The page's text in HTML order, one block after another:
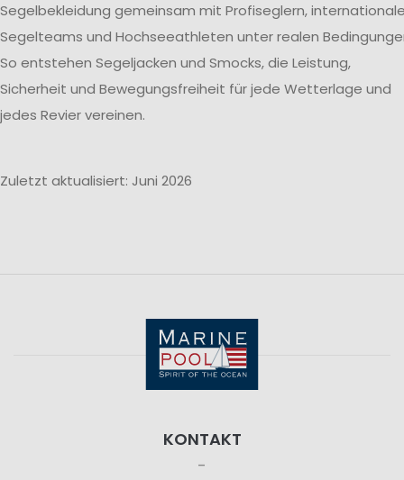
Segelbekleidung gemeinsam mit Profiseglern,
Segelteams und Hochseeathleten unter realen
So entstehen Segeljacken und Smocks, die Leistung,
Sicherheit und Bewegungsfreiheit für jede Wetterlage und
jedes Revier vereinen.
Zuletzt aktualisiert: Juni 2026
KONTAKT